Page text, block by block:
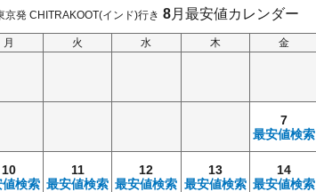
京発 CHITRAKOOT(インド)行き 8月最安値カレンダー
月 火 水 木 金
7
最安値検索
10
値検索
11
最安値検索
12
最安値検索
13
最安値検索
14
最安値検索